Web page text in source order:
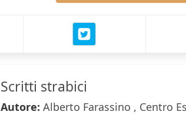
Scritti strabici
Autore: Alberto Farassino , Centro